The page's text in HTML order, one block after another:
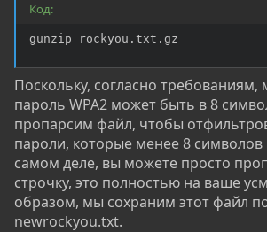
Код:
gunzip rockyou.txt.gz
Поскольку, согласно
пароль WPA2 может быть в 8
пропарсим файл, чтобы
пароли, которые менее 8 символов
самом деле, вы можете просто
строчку, это полностью на ваше
образом, мы сохраним этот файл
newrockyou.txt.